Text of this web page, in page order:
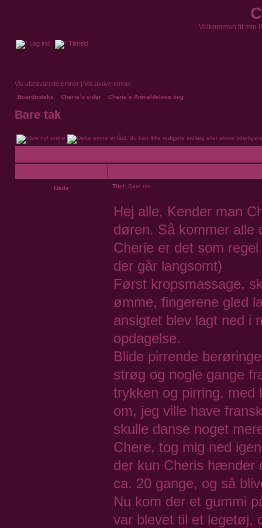
Velkommen til min
Log ind Tilmeld
Vis ubesvarede emner | Vis aktive emner
Boardindeks » Cherie´s sider » Cherie´s Anmeldelses bog
Bare tak
Mads Titel: Bare tak
Hej alle, Kender man
døren. Så kommer alle
Cherie er det som
der går langsomt)
Først kropsmassage,
ømme, fingerene gled
ansigtet blev lagt ned i
opdagelse.
Blide pirrende
strøg og nogle gange
trykken og pirring, med
om, jeg ville have
skulle danse noget
Chere, tog mig ned
der kun Cheris hænder
ca. 20 gange, og så
Nu kom der et gummi
var blevet til et legetøj,